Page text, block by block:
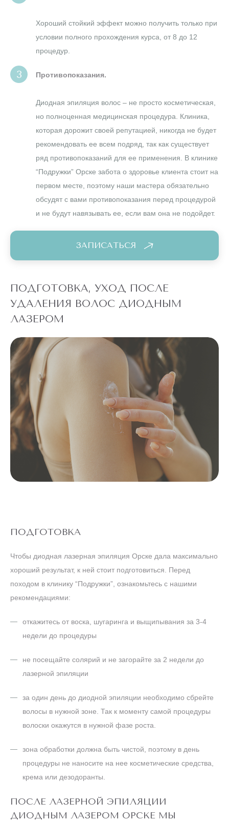
Хороший стойкий эффект можно получить только при
условии полного прохождения курса, от 8 до 12
процедур.
Противопоказания.
Диодная эпиляция волос – не просто косметическая,
но полноценная медицинская процедура. Клиника,
которая дорожит своей репутацией, никогда не будет
рекомендовать ее всем подряд, так как существует
ряд противопоказаний для ее применения. В клинике
“Подружки” Орске забота о здоровье клиента стоит на
первом месте, поэтому наши мастера обязательно
обсудят с вами противопоказания перед процедурой
и не будут навязывать ее, если вам она не подойдет.
ЗАПИСАТЬСЯ
ПОДГОТОВКА, УХОД ПОСЛЕ
УДАЛЕНИЯ ВОЛОС ДИОДНЫМ
ЛАЗЕРОМ
ПОДГОТОВКА
Чтобы диодная лазерная эпиляция Орске дала максимально
хороший результат, к ней стоит подготовиться. Перед
походом в клинику “Подружки”, ознакомьтесь с нашими
рекомендациями:
откажитесь от воска, шугаринга и выщипывания за 3-4
недели до процедуры
не посещайте солярий и не загорайте за 2 недели до
лазерной эпиляции
за один день до диодной эпиляции необходимо сбрейте
волосы в нужной зоне. Так к моменту самой процедуры
волоски окажутся в нужной фазе роста.
зона обработки должна быть чистой, поэтому в день
процедуры не наносите на нее косметические средства,
крема или дезодоранты.
ПОСЛЕ ЛАЗЕРНОЙ ЭПИЛЯЦИИ
ДИОДНЫМ ЛАЗЕРОМ ОРСКЕ МЫ